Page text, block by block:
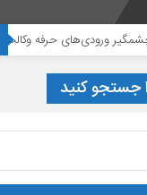
حرفه وکالت، هدف
جستجو کنید